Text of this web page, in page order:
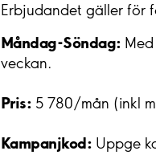
Erbjudandet gäller för
Måndag-Söndag:
veckan.
Pris: 5 780/mån (inkl
Kampanjkod: Uppge